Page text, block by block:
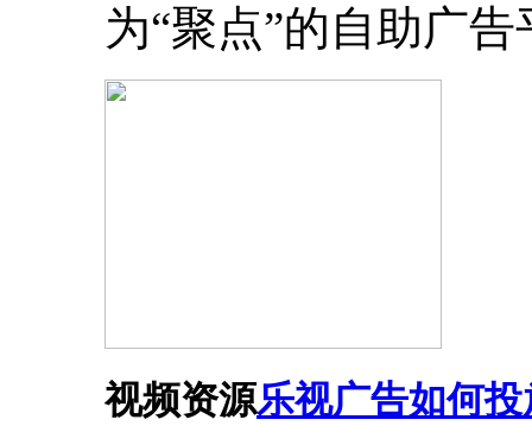
为“聚点”的自助广
视频资源乐视广告如何